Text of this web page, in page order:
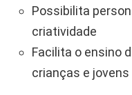
Possibilita
criatividade
Facilita o ensino
crianças e jovens